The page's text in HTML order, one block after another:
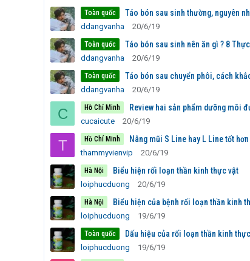
Toàn quốc Táo bón sau sinh thường, nguyên
ddangvanha 20/6/19
Toàn quốc Táo bón sau sinh nên ăn gì ? 8
ddangvanha 20/6/19
Toàn quốc Táo bón sau chuyển phôi, cách
ddangvanha 20/6/19
C Hồ Chí Minh Review hai sản phẩm dưỡng môi
cucaicute 20/6/19
T Hồ Chí Minh Nâng mũi S Line hay L Line tốt hơn
thammyvienvip 20/6/19
Hà Nội Biểu hiện rối loạn thần kinh thực vật
loiphucduong 20/6/19
Hà Nội Biểu hiện của bệnh rối loạn thần kinh
loiphucduong 19/6/19
Toàn quốc Dấu hiệu của rối loạn thần kinh
loiphucduong 19/6/19